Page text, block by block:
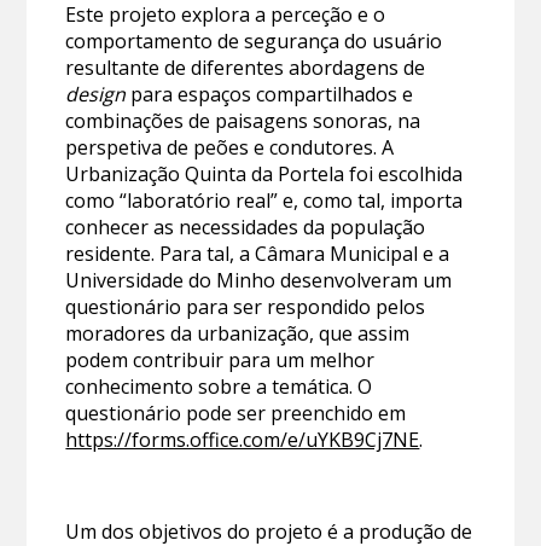
Este projeto explora a perceção e o
comportamento de segurança do usuário
resultante de diferentes abordagens de
design para espaços compartilhados e
combinações de paisagens sonoras, na
perspetiva de peões e condutores. A
Urbanização Quinta da Portela foi escolhida
como “laboratório real” e, como tal, importa
conhecer as necessidades da população
residente. Para tal, a Câmara Municipal e a
Universidade do Minho desenvolveram um
questionário para ser respondido pelos
moradores da urbanização, que assim
podem contribuir para um melhor
conhecimento sobre a temática. O
questionário pode ser preenchido em
https://forms.office.com/e/uYKB9Cj7NE.
Um dos objetivos do projeto é a produção de